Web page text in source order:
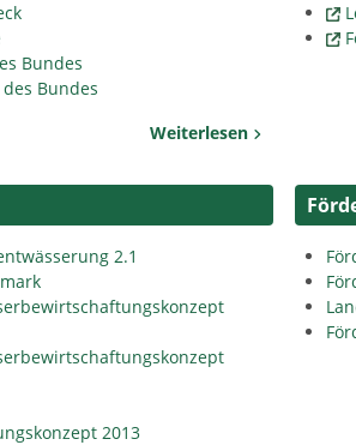
Bundes
des Bundes
Weiterlesen
2.1
2013